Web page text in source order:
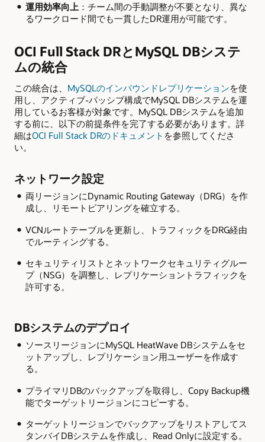
運用効率向上：チーム間の手動調整が不要となり、異な
るワークロード間でも一貫したDR運用が可能です。
OCI Full Stack DRとMySQL DBシステ
ムの統合
この統合は、 MySQLのインバウンドレプリケーションを使
用し、アクティブ-パッシブ構成でMySQL DBシステムを運
用しているお客様が対象です。MySQL DBシステムを追加
する前に、以下の前提条件を完了する必要があります。詳
細はOCI Full Stack DRのドキュメント を参照してくださ
い。
ネットワーク設定
両リージョンにDynamic Routing Gateway（DRG）を作
成し、リモートピアリングを確立する。
VCNルートテーブルを更新し、トラフィックをDRG経由
でルーティングする。
セキュリティリストとネットワークセキュリティグルー
プ（NSG）を調整し、レプリケーショントラフィックを
許可する。
DBシステムのデプロイ
ソースリージョンにMySQL HeatWave DBシステムをセ
ットアップし、レプリケーション用ユーザーを作成す
る。
プライマリDBのバックアップを取得し、Copy Backup機
能でターゲットリージョンにコピーする。
ターゲットリージョンでバックアップをリストアしてス
タンバイDBシステムを作成し、Read Onlyに設定する。